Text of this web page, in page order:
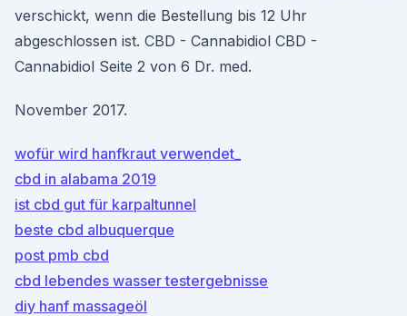
verschickt, wenn die Bestellung bis 12 Uhr
abgeschlossen ist. CBD - Cannabidiol CBD -
Cannabidiol Seite 2 von 6 Dr. med.
November 2017.
wofür wird hanfkraut verwendet_
cbd in alabama 2019
ist cbd gut für karpaltunnel
beste cbd albuquerque
post pmb cbd
cbd lebendes wasser testergebnisse
diy hanf massageöl